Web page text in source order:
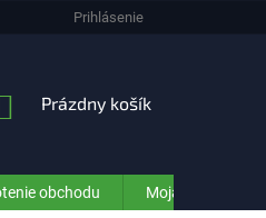
- INFORMÁCIE PRE ZÁKAZNÍKOV E-
Prihlásenie
NÁKUPNÝ
Prázdny košík
obchodu Moja objednávka